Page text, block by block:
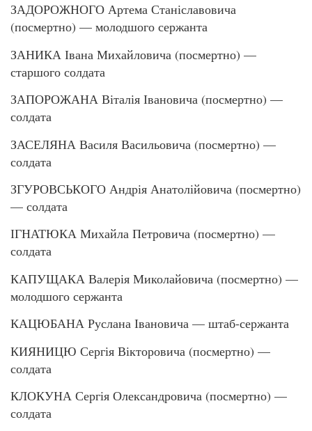
ЗАДОРОЖНОГО Артема Станіславовича
(посмертно) — молодшого сержанта
ЗАНИКА Івана Михайловича (посмертно) —
старшого солдата
ЗАПОРОЖАНА Віталія Івановича (посмертно) —
солдата
ЗАСЕЛЯНА Василя Васильовича (посмертно) —
солдата
ЗГУРОВСЬКОГО Андрія Анатолійовича (посмертно)
— солдата
ІГНАТЮКА Михайла Петровича (посмертно) —
солдата
КАПУЩАКА Валерія Миколайовича (посмертно) —
молодшого сержанта
КАЦЮБАНА Руслана Івановича — штаб-сержанта
КИЯНИЦЮ Сергія Вікторовича (посмертно) —
солдата
КЛОКУНА Сергія Олександровича (посмертно) —
солдата